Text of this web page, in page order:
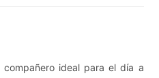
ideal para el día a